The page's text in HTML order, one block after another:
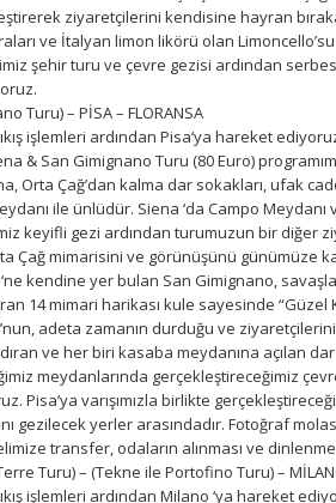
Tümünü Reddet
ziyaretçilerini kendisine hayran
ve İtalyan limon likörü olan
şehir turu ve çevre gezisi ardından
Turu) – PİSA – FLORANSA
işlemleri ardından Pisa‘ya hareket
& San Gimignano Turu (80 Euro)
Orta Çağ’dan kalma dar sokakları, ufak
ile ünlüdür. Siena ‘da Campo
keyifli gezi ardından turumuzun bir diğer
Çağ mimarisini ve görünüşünü günümüze
kendine yer bulan San Gimignano,
14 mimari harikası kule sayesinde “Güzel
adeta zamanın durduğu ve
ve her biri kasaba meydanına açılan
meydanlarında gerçekleştireceğimiz
Pisa’ya varışımızla birlikte
gezilecek yerler arasındadır. Fotoğraf
transfer, odaların alınması ve
Turu) – (Tekne ile Portofino Turu) –
işlemleri ardından Milano ‘ya hareket